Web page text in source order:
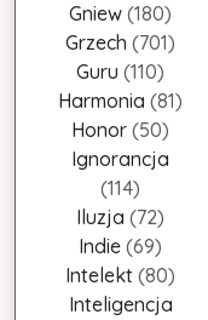
Gniew (180)
Grzech (701)
Guru (110)
Harmonia (81)
Honor (50)
Ignorancja
(114)
Iluzja (72)
Indie (69)
Intelekt (80)
Inteligencja